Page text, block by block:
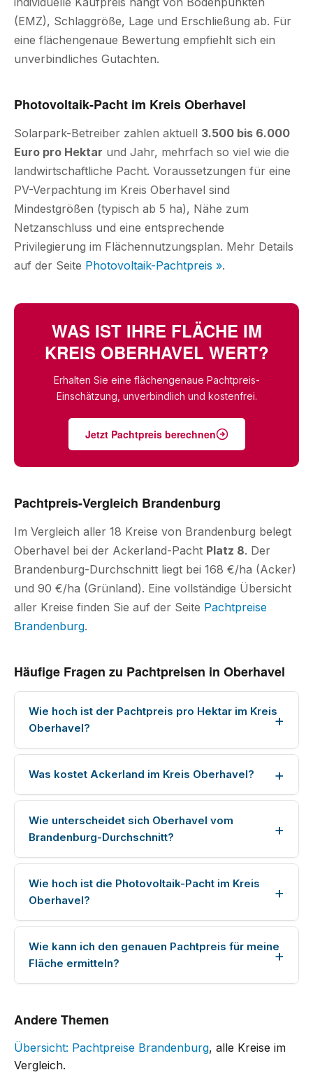
(EMZ), Schlaggröße, Lage und Erschließung ab. Für
eine flächengenaue Bewertung empfiehlt sich ein
unverbindliches Gutachten.
Photovoltaik-Pacht im Kreis Oberhavel
Solarpark-Betreiber zahlen aktuell 3.500 bis 6.000
Euro pro Hektar und Jahr, mehrfach so viel wie die
landwirtschaftliche Pacht. Voraussetzungen für eine
PV-Verpachtung im Kreis Oberhavel sind
Mindestgrößen (typisch ab 5 ha), Nähe zum
Netzanschluss und eine entsprechende
Privilegierung im Flächennutzungsplan. Mehr Details
auf der Seite Photovoltaik-Pachtpreis ».
WAS IST IHRE FLÄCHE IM
KREIS OBERHAVEL WERT?
Erhalten Sie eine flächengenaue Pachtpreis-
Einschätzung, unverbindlich und kostenfrei.
Jetzt Pachtpreis berechnen
Pachtpreis-Vergleich Brandenburg
Im Vergleich aller 18 Kreise von Brandenburg belegt
Oberhavel bei der Ackerland-Pacht Platz 8. Der
Brandenburg-Durchschnitt liegt bei 168 €/ha (Acker)
und 90 €/ha (Grünland). Eine vollständige Übersicht
aller Kreise finden Sie auf der Seite Pachtpreise
Brandenburg.
Häufige Fragen zu Pachtpreisen in Oberhavel
Wie hoch ist der Pachtpreis pro Hektar im Kreis
Oberhavel?
Was kostet Ackerland im Kreis Oberhavel?
Wie unterscheidet sich Oberhavel vom
Brandenburg-Durchschnitt?
Wie hoch ist die Photovoltaik-Pacht im Kreis
Oberhavel?
Wie kann ich den genauen Pachtpreis für meine
Fläche ermitteln?
Andere Themen
Übersicht: Pachtpreise Brandenburg, alle Kreise im
Vergleich.